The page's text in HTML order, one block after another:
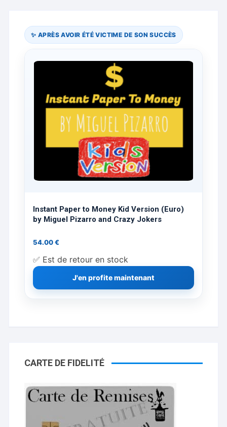
✨ APRÈS AVOIR ÉTÉ VICTIME DE SON SUCCÈS
Instant Paper to Money Kid Version (Euro)
by Miguel Pizarro and Crazy Jokers
54.00€
✅ Est de retour en stock
J'en profite maintenant
CARTE DE FIDELITÉ